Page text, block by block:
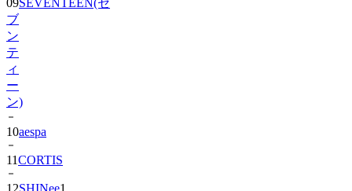
ン
テ
ィ
ー
ン)
10aespa
11CORTIS
12SHINee1
13BIGBANG